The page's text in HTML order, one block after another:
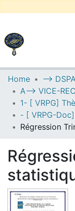
UNIVERSITY
Communities &
All of DSpace
Statistics
Home